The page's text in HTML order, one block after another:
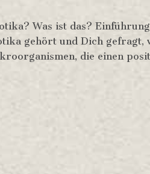
Was ist das?
gehört und Dich gefragt,
die einen